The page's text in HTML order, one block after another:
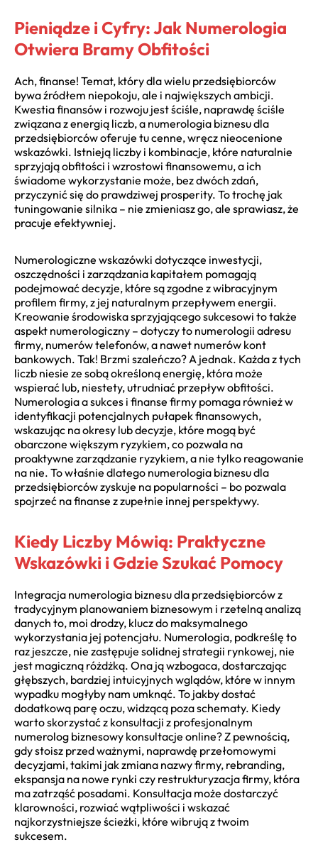
Pieniądze i Cyfry: Jak Numerologia
Otwiera Bramy Obfitości
Ach, finanse! Temat, który dla wielu przedsiębiorców
bywa źródłem niepokoju, ale i największych ambicji.
Kwestia finansów i rozwoju jest ściśle, naprawdę ściśle
związana z energią liczb, a numerologia biznesu dla
przedsiębiorców oferuje tu cenne, wręcz nieocenione
wskazówki. Istnieją liczby i kombinacje, które naturalnie
sprzyjają obfitości i wzrostowi finansowemu, a ich
świadome wykorzystanie może, bez dwóch zdań,
przyczynić się do prawdziwej prosperity. To trochę jak
tuningowanie silnika – nie zmieniasz go, ale sprawiasz, że
pracuje efektywniej.
Numerologiczne wskazówki dotyczące inwestycji,
oszczędności i zarządzania kapitałem pomagają
podejmować decyzje, które są zgodne z wibracyjnym
profilem firmy, z jej naturalnym przepływem energii.
Kreowanie środowiska sprzyjającego sukcesowi to także
aspekt numerologiczny – dotyczy to numerologii adresu
firmy, numerów telefonów, a nawet numerów kont
bankowych. Tak! Brzmi szaleńczo? A jednak. Każda z tych
liczb niesie ze sobą określoną energię, która może
wspierać lub, niestety, utrudniać przepływ obfitości.
Numerologia a sukces i finanse firmy pomaga również w
identyfikacji potencjalnych pułapek finansowych,
wskazując na okresy lub decyzje, które mogą być
obarczone większym ryzykiem, co pozwala na
proaktywne zarządzanie ryzykiem, a nie tylko reagowanie
na nie. To właśnie dlatego numerologia biznesu dla
przedsiębiorców zyskuje na popularności – bo pozwala
spojrzeć na finanse z zupełnie innej perspektywy.
Kiedy Liczby Mówią: Praktyczne
Wskazówki i Gdzie Szukać Pomocy
Integracja numerologia biznesu dla przedsiębiorców z
tradycyjnym planowaniem biznesowym i rzetelną analizą
danych to, moi drodzy, klucz do maksymalnego
wykorzystania jej potencjału. Numerologia, podkreślę to
raz jeszcze, nie zastępuje solidnej strategii rynkowej, nie
jest magiczną różdżką. Ona ją wzbogaca, dostarczając
głębszych, bardziej intuicyjnych wglądów, które w innym
wypadku mogłyby nam umknąć. To jakby dostać
dodatkową parę oczu, widzącą poza schematy. Kiedy
warto skorzystać z konsultacji z profesjonalnym
numerolog biznesowy konsultacje online? Z pewnością,
gdy stoisz przed ważnymi, naprawdę przełomowymi
decyzjami, takimi jak zmiana nazwy firmy, rebranding,
ekspansja na nowe rynki czy restrukturyzacja firmy, która
ma zatrząść posadami. Konsultacja może dostarczyć
klarowności, rozwiać wątpliwości i wskazać
najkorzystniejsze ścieżki, które wibrują z twoim
sukcesem.